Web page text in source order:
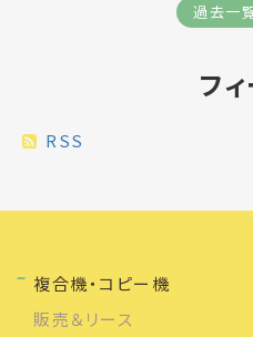
過去一
フ
RSS
複合機・コピー機
販売＆リース